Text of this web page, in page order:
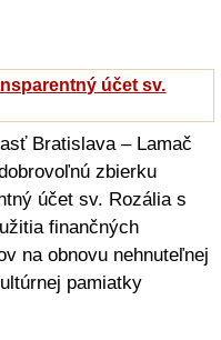
účet sv.
Bratislava – Lamač
zbierku
účet sv. Rozália s
finančných
na obnovu nehnuteľnej
pamiatky